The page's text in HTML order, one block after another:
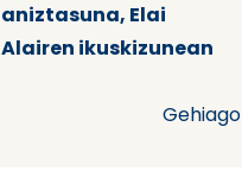
aniztasuna, Elai
Alairen ikuskizunean
Gehiago